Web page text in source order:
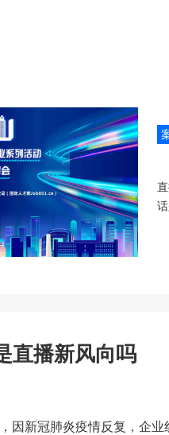
直播新风向吗
因新冠肺炎疫情反复，企